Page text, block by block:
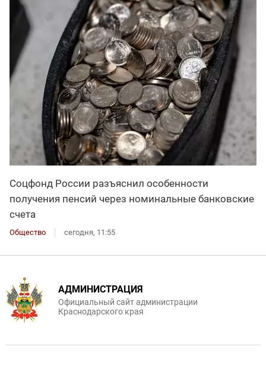
Соцфонд России разъяснил особенности
получения пенсий через номинальные банковские
счета
Общество сегодня, 11:55
АДМИНИСТРАЦИЯ
Официальный сайт администрации
Краснодарского края